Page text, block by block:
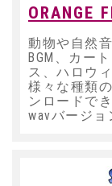
ORANGE
動物や自然
BGM、カー
ス、ハロウ
様々な種類
ンロードで
wavバージョ